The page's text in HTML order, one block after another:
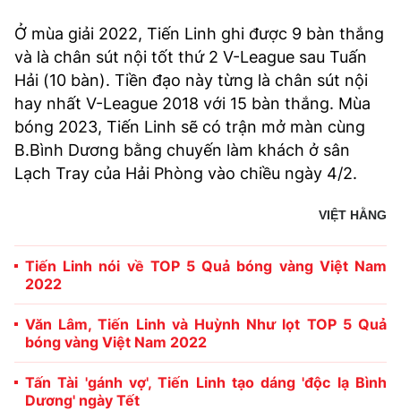
Ở mùa giải 2022, Tiến Linh ghi được 9 bàn thắng
và là chân sút nội tốt thứ 2 V-League sau Tuấn
Hải (10 bàn). Tiền đạo này từng là chân sút nội
hay nhất V-League 2018 với 15 bàn thắng. Mùa
bóng 2023, Tiến Linh sẽ có trận mở màn cùng
B.Bình Dương bằng chuyến làm khách ở sân
Lạch Tray của Hải Phòng vào chiều ngày 4/2.
VIỆT HẰNG
Tiến Linh nói về TOP 5 Quả bóng vàng Việt Nam
2022
Văn Lâm, Tiến Linh và Huỳnh Như lọt TOP 5 Quả
bóng vàng Việt Nam 2022
Tấn Tài 'gánh vợ', Tiến Linh tạo dáng 'độc lạ Bình
Dương' ngày Tết